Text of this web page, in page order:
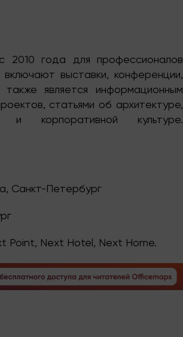
2010 года для профессионалов
выставки, конференции,
является информационным
статьями об архитектуре,
и корпоративной культуре.
Санкт-Петербург
Point, Next Hotel, Next Home.